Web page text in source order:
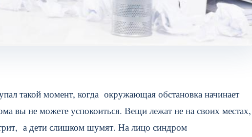
такой момент, когда окружающая обстановка начинает
вы не можете успокоиться. Вещи лежат не на своих местах,
а дети слишком шумят. На лицо синдром